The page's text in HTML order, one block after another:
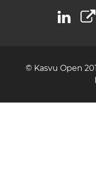
LinkedIn
X
© Kasvu Open